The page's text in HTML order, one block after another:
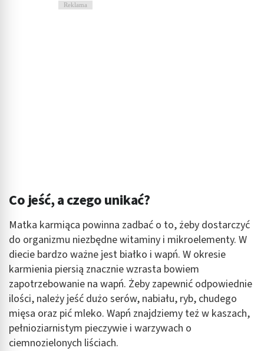
Reklama
Co jeść, a czego unikać?
Matka karmiąca powinna zadbać o to, żeby dostarczyć
do organizmu niezbędne witaminy i mikroelementy. W
diecie bardzo ważne jest białko i wapń. W okresie
karmienia piersią znacznie wzrasta bowiem
zapotrzebowanie na wapń. Żeby zapewnić odpowiednie
ilości, należy jeść dużo serów, nabiału, ryb, chudego
mięsa oraz pić mleko. Wapń znajdziemy też w kaszach,
pełnioziarnistym pieczywie i warzywach o
ciemnozielonych liściach.